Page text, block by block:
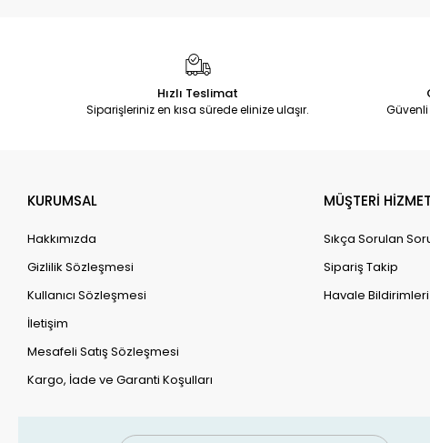
Hızlı Teslimat
Siparişleriniz en kısa sürede elinize ulaşır.
KURUMSAL
Hakkımızda
Gizlilik Sözleşmesi
Kullanıcı Sözleşmesi
İletişim
Mesafeli Satış Sözleşmesi
Kargo, İade ve Garanti Koşulları
MÜŞTERİ
Sıkça Sorulan
Sipariş Takip
Havale Bildirimleri